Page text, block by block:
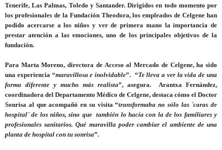
Tenerife, Las Palmas, Toledo y Santander. Dirigidos en todo momento por
los profesionales de la Fundación Theodora, los empleados de Celgene han
podido acercarse a los niños y ver de primera mano la importancia de
prestar atención a las emociones, uno de los principales objetivos de la
fundación.
Para Marta Moreno,directora de Acceso al Mercado de Celgene, ha sido
una experiencia “maravillosa e inolvidable”. “Te lleva a ver la vida de una
forma diferente y mucho más realista”, asegura. Arantxa Fernández,
coordinadora del Departamento Médico de Celgene, destaca cómo el Doctor
Sonrisa al que acompañó en su visita “transformaba no sólo las `caras de
hospital´ de los niños, sino que también lo hacía con la de los familiares y
profesionales sanitarios. Qué maravilla poder cambiar el ambiente de una
planta de hospital con tu sonrisa”.